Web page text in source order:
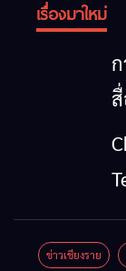
เรื่องมาใหม่
ก
ข่าวเชียงราย